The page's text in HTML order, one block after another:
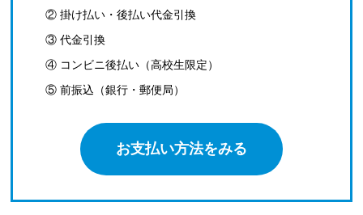
② 掛け払い・後払い代金引換
③ 代金引換
④ コンビニ後払い（高校生限定）
⑤ 前振込（銀行・郵便局）
お支払い方法をみる